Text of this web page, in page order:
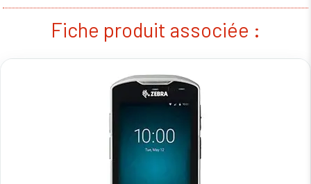
Fiche produit associée :